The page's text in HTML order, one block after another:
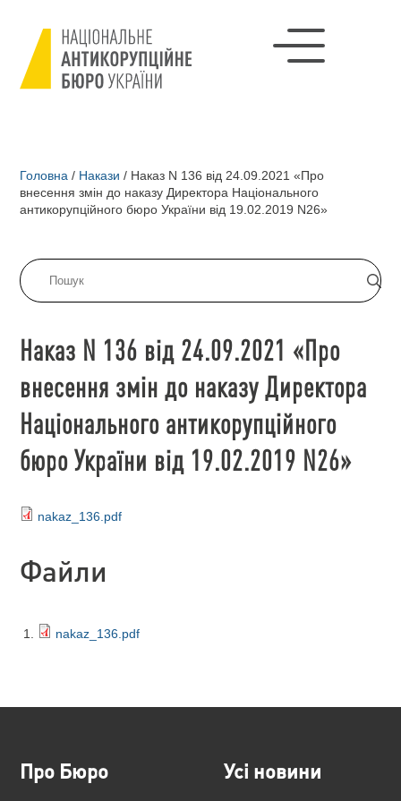
Головна / Накази / Наказ N 136 від 24.09.2021 «Про
внесення змін до наказу Директора Національного
антикорупційного бюро України від 19.02.2019 N26»
Наказ N 136 від 24.09.2021 «Про
внесення змін до наказу Директора
Національного антикорупційного
бюро України від 19.02.2019 N26»
nakaz_136.pdf
Файли
nakaz_136.pdf
Про Бюро Усі новини